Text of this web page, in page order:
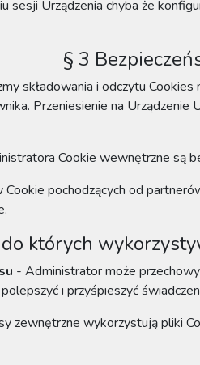
sesji Urządzenia chyba że
§ 3
składowania i odczytu
Przeniesienie na
Cookie wewnętrzne są
pochodzących od
których
- Administrator może
i przyśpieszyć
zewnętrzne wykorzystują pliki